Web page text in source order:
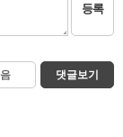
등록
댓글보기